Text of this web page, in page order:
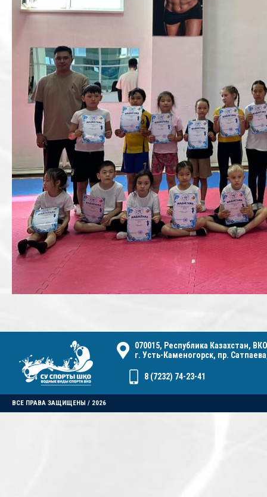
070015, Республика Казахстан,
г. Усть-Каменогорск, пр.
8 (7232) 74-23-41
ВСЕ ПРАВА ЗАЩИЩЕНЫ / 2026